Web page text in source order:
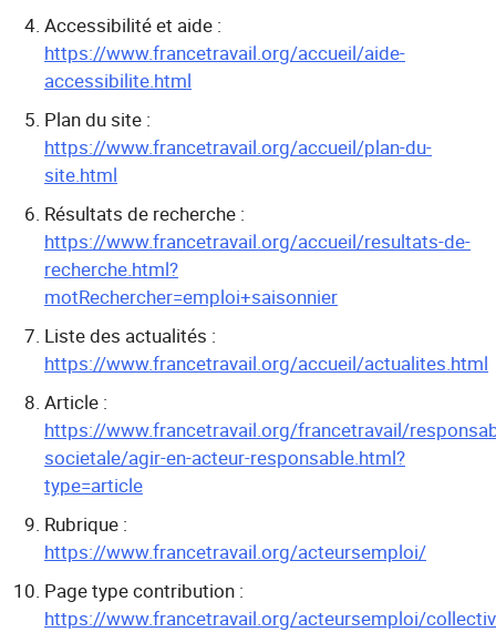
Accessibilité et aide :
https://www.francetravail.org/accueil/aide-
accessibilite.html
Plan du site :
https://www.francetravail.org/accueil/plan-du-
site.html
Résultats de recherche :
https://www.francetravail.org/accueil/resultats-de-
recherche.html?
motRechercher=emploi+saisonnier
Liste des actualités :
https://www.francetravail.org/accueil/actualites.html
Article :
https://www.francetravail.org/francetravail/
societale/agir-en-acteur-responsable.html?
type=article
Rubrique :
https://www.francetravail.org/acteursemploi/
Page type contribution :
https://www.francetravail.org/acteursemploi/